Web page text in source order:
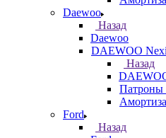
Daewoo
Назад
Daewoo
DAEWOO
Назад
Патроны
Ford
Назад